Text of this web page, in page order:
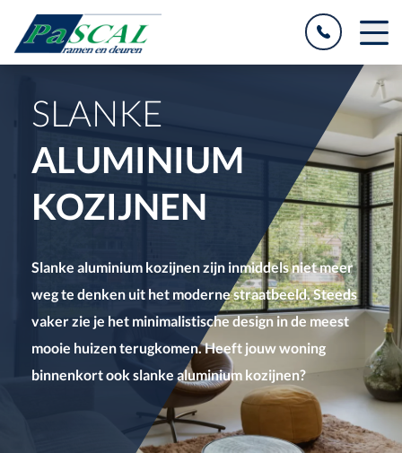
SLANKE
ALUMINIUM
KOZIJNEN
Slanke aluminium kozijnen zijn inmiddels niet meer
weg te denken uit het moderne straatbeeld. Steeds
vaker zie je het minimalistische design in de meest
mooie huizenterugkomen. Heeft jouw woning
binnenkort ook slanke aluminium kozijnen?